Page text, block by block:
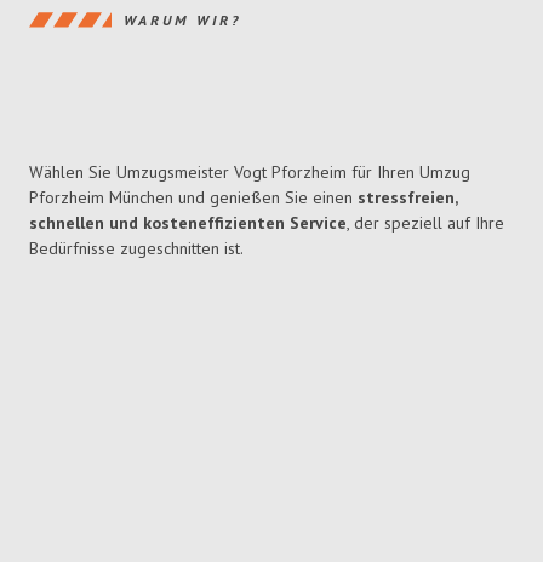
WARUM WIR?
Wählen Sie Umzugsmeister Vogt Pforzheim für Ihren Umzug
Pforzheim München und genießen Sie einen stressfreien,
schnellen und kosteneffizienten Service, der speziell auf Ihre
Bedürfnisse zugeschnitten ist.